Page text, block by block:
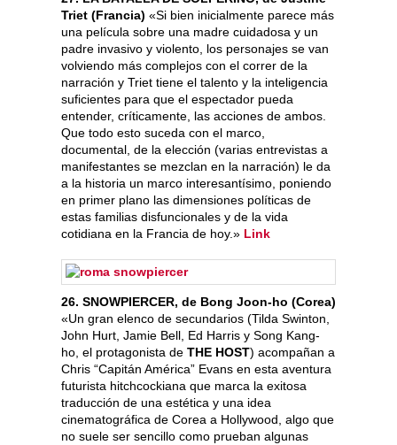
Triet (Francia) «Si bien inicialmente parece más
una película sobre una madre cuidadosa y un
padre invasivo y violento, los personajes se van
volviendo más complejos con el correr de la
narración y Triet tiene el talento y la inteligencia
suficientes para que el espectador pueda
entender, críticamente, las acciones de ambos.
Que todo esto suceda con el marco,
documental, de la elección (varias entrevistas a
manifestantes se mezclan en la narración) le da
a la historia un marco interesantísimo, poniendo
en primer plano las dimensiones políticas de
estas familias disfuncionales y de la vida
cotidiana en la Francia de hoy.» Link
26. SNOWPIERCER, de Bong Joon-ho (Corea)
«Un gran elenco de secundarios (Tilda Swinton,
John Hurt, Jamie Bell, Ed Harris y Song Kang-
ho, el protagonista de THE HOST) acompañan a
Chris “Capitán América” Evans en esta aventura
futurista hitchcockiana que marca la exitosa
traducción de una estética y una idea
cinematográfica de Corea a Hollywood, algo que
no suele ser sencillo como prueban algunas